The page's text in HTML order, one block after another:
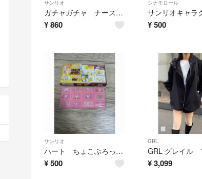
サンリオ
ガチャガチャ ナーススイングマスコット
¥860
シナモロール
¥500
サンリオ
ハート ちょこぶろっくしーる思い出のサンリオキャラクターズ ウィッシュミーメル
¥500
GRL
¥3,099